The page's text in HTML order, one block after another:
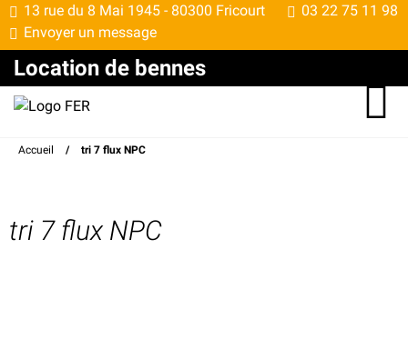
13 rue du 8 Mai 1945 - 80300 Fricourt
03 22 75 11 98
Envoyer un message
Location de bennes
Accueil / tri 7 flux NPC
tri 7 flux NPC